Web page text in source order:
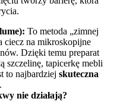
To metoda „zimnej
ciecz na mikroskopijne
Dzięki temu preparat
szczelinę, tapicerkę mebli
to najbardziej skuteczna
nie działają?